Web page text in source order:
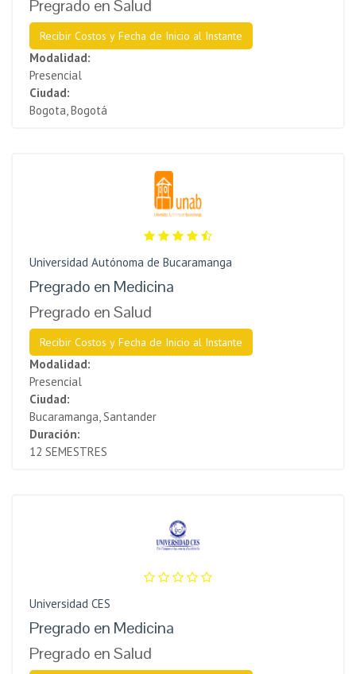
Pregrado en Salud
Recibir Costos y Fecha de Inicio al Instante
Modalidad:
Presencial
Ciudad:
Bogota, Bogotá
Universidad Autónoma de Bucaramanga
Pregrado en Medicina
Pregrado en Salud
Recibir Costos y Fecha de Inicio al Instante
Modalidad:
Presencial
Ciudad:
Bucaramanga, Santander
Duración:
12 SEMESTRES
Universidad CES
Pregrado en Medicina
Pregrado en Salud